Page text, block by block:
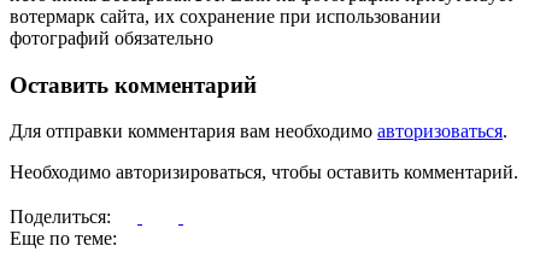
вотермарк сайта, их сохранение при использовании
фотографий обязательно
Оставить комментарий
Для отправки комментария вам необходимо авторизоваться.
Необходимо авторизироваться, чтобы оставить комментарий.
Поделиться:
Еще по теме: